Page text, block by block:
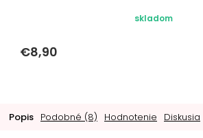
skladom
€8,90
Popis Podobné (8) Hodnotenie Diskusia